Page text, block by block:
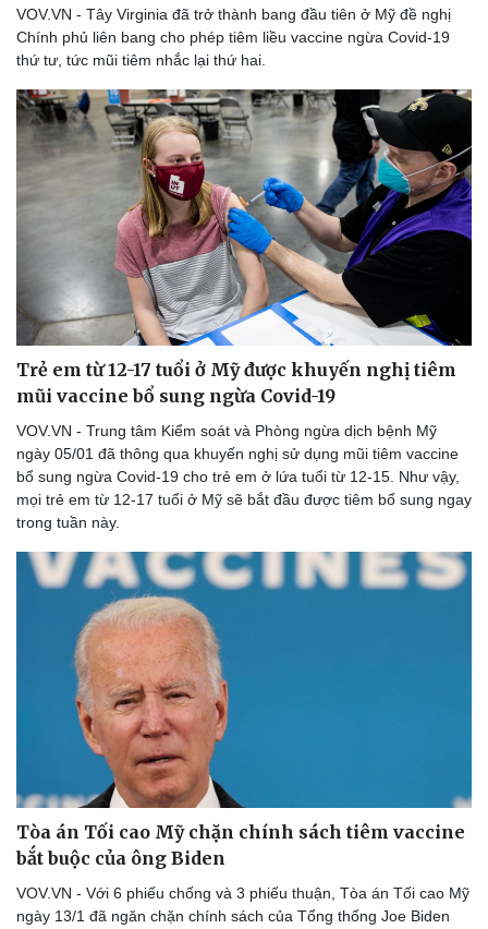
Văn học
Âm nhạc
Di sản
Thời trang
Sao Việt
Du lịch
Săn Tour
check-in
Podcast
VOV.VN - Tây Virginia đã trở thành bang đầu tiên ở Mỹ đề nghị
Chính phủ liên bang cho phép tiêm liều vaccine ngừa Covid-19
thứ tư, tức mũi tiêm nhắc lại thứ hai.
Trẻ em từ 12-17 tuổi ở Mỹ được khuyến nghị tiêm
mũi vaccine bổ sung ngừa Covid-19
VOV.VN - Trung tâm Kiểm soát và Phòng ngừa dịch bệnh Mỹ
ngày 05/01 đã thông qua khuyến nghị sử dụng mũi tiêm vaccine
bổ sung ngừa Covid-19 cho trẻ em ở lứa tuổi từ 12-15. Như vậy,
mọi trẻ em từ 12-17 tuổi ở Mỹ sẽ bắt đầu được tiêm bổ sung ngay
trong tuần này.
Tòa án Tối cao Mỹ chặn chính sách tiêm vaccine
bắt buộc của ông Biden
VOV.VN - Với 6 phiếu chống và 3 phiếu thuận, Tòa án Tối cao Mỹ
ngày 13/1 đã ngăn chặn chính sách của Tổng thống Joe Biden